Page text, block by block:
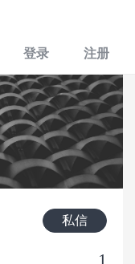
登录 注册
私信
1